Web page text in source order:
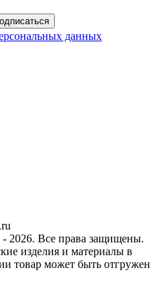
данных
Все права защищены.
изделия и материалы в
товар может быть отгружен